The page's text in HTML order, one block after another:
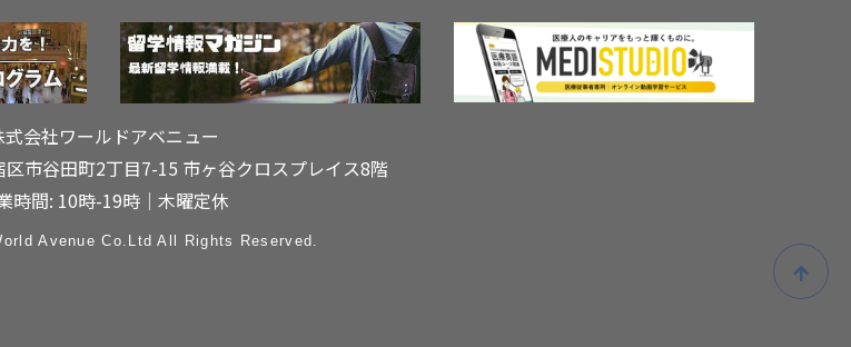
式会社ワールドアベニュー
市谷田町2丁目7-15 市ヶ谷クロスプレイス8階
時間: 10時-19時｜木曜定休
Avenue Co.Ltd All Rights Reserved.